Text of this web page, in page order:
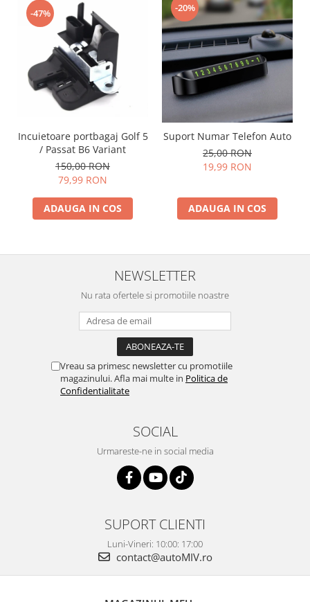
-47%
Incuietoare portbagaj Golf 5
/ Passat B6 Variant
150,00 RON
79,99 RON
ADAUGA IN COS
-20%
Suport Numar Telefon Auto
25,00 RON
19,99 RON
ADAUGA IN COS
NEWSLETTER
Nu rata ofertele si promotiile noastre
Vreau sa primesc newsletter cu promotiile
magazinului. Afla mai multe in Politica de
Confidentialitate
SOCIAL
Urmareste-ne in social media
SUPORT CLIENTI
Luni-Vineri: 10:00: 17:00
contact@autoMIV.ro